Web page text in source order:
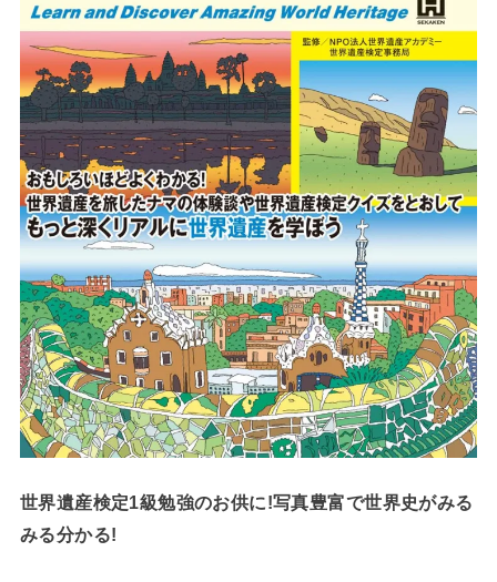
世界遺産検定1級勉強のお供に!写真豊富で世界史がみる
みる分かる!